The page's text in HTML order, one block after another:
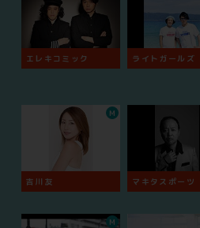
エレキコミック ライトガールズ
吉川友
M
マキタスポーツ
M